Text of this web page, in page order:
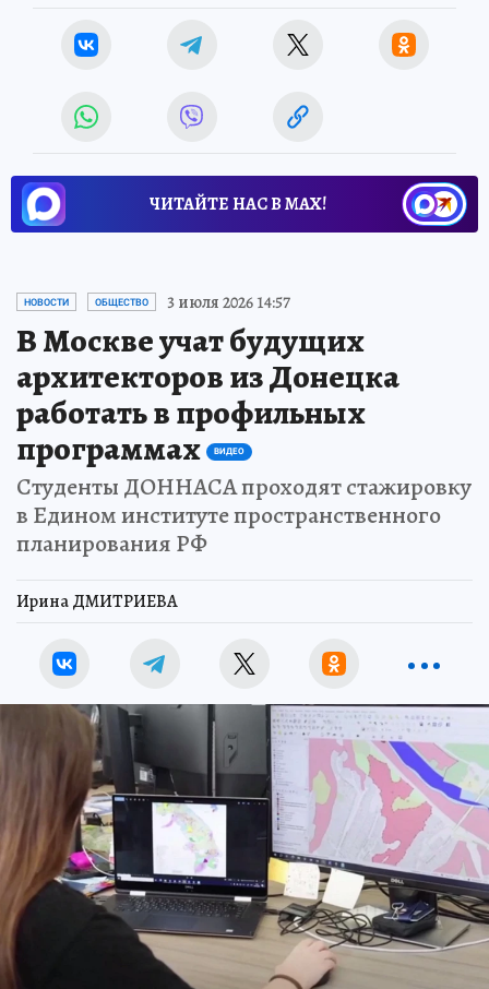
ЧИТАЙТЕ НАС В МАХ!
НОВОСТИ ОБЩЕСТВО 3 июля 2026 14:57
В Москве учат будущих
архитекторов из Донецка
работать в профильных
программах
ВИДЕО
Студенты ДОННАСА проходят стажировку
в Едином институте пространственного
планирования РФ
Ирина ДМИТРИЕВА